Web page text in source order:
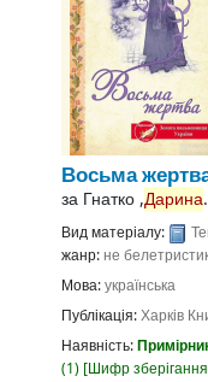
Восьма
за Гнатко ,Дарина.
Вид матеріалу:
жанр:не
Мова:українська
Публікація:Харків
Наявність:
(1) Шифр